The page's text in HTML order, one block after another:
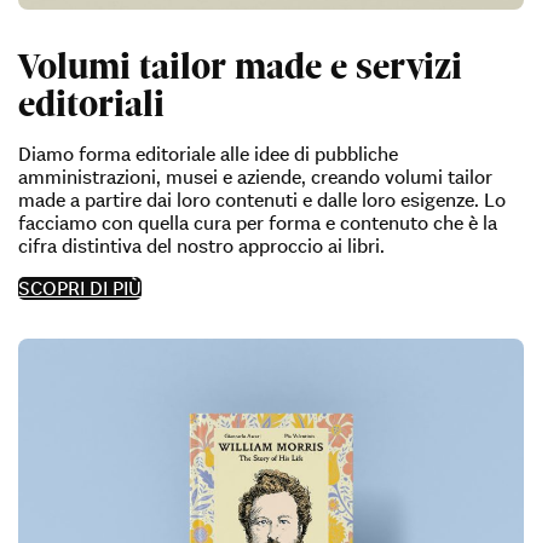
Volumi tailor made e servizi
editoriali
Diamo forma editoriale alle idee di pubbliche
amministrazioni, musei e aziende, creando volumi tailor
made a partire dai loro contenuti e dalle loro esigenze. Lo
facciamo con quella cura per forma e contenuto che è la
cifra distintiva del nostro approccio ai libri.
SCOPRI DI PIÙ